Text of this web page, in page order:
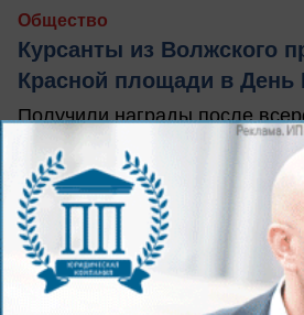
Общество
Курсанты из Волжского
Красной площади в
Получили награды после